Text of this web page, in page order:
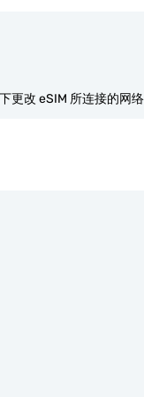
更改 eSIM 所连接的网